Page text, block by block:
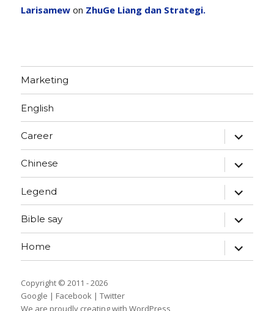
Larisamew on ZhuGe Liang dan Strategi.
Marketing
English
Career expand
child
menu
Chinese expand
child
menu
Legend expand
child
menu
Bible say expand
child
menu
Home expand
child
menu
Copyright © 2011 - 2026
Google | Facebook |Twitter
We are proudly creating with WordPress